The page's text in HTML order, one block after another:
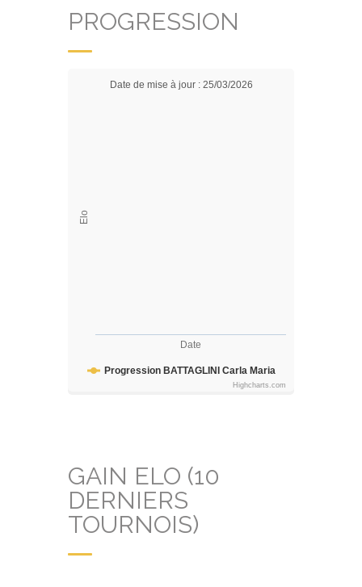
PROGRESSION
Date
Elo
Date de mise à jour : 25/03/2026
Progression BATTAGLINI Carla Maria
Highcharts.com
GAIN ELO (10
DERNIERS
TOURNOIS)